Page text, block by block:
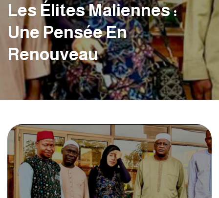
Les Élites Maliennes :
Une Pensée En
Renouveau